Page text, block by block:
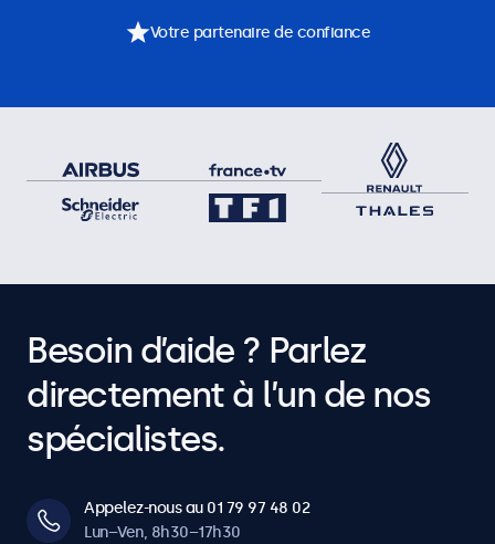
Votre partenaire de confiance
Besoin d’aide ? Parlez
directement à l’un de nos
spécialistes.
Appelez-nous au 01 79 97 48 02
Lun–Ven, 8h30–17h30